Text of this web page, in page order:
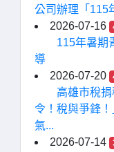
公司辦理「115
2026-07-16
115年暑期
導
2026-07-20
高雄市稅
令！稅與爭鋒
氣...
2026-07-14